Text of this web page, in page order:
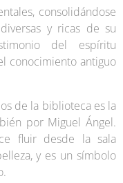
consolidándose
y ricas de su
del espíritu
conocimiento antiguo
de la biblioteca es la
por Miguel Ángel.
fluir desde la sala
y es un símbolo